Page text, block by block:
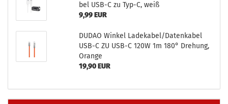
bel USB-C zu Typ-C, weiß
9,99 EUR
DUDAO Win­kel La­de­ka­bel/Da­ten­ka­bel
USB-C ZU USB-C 120W 1m 180° Dre­hung,
Oran­ge
19,90 EUR